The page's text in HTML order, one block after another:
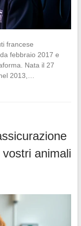
francese
febbraio 2017 e
Nata il 27
2013,…
animali